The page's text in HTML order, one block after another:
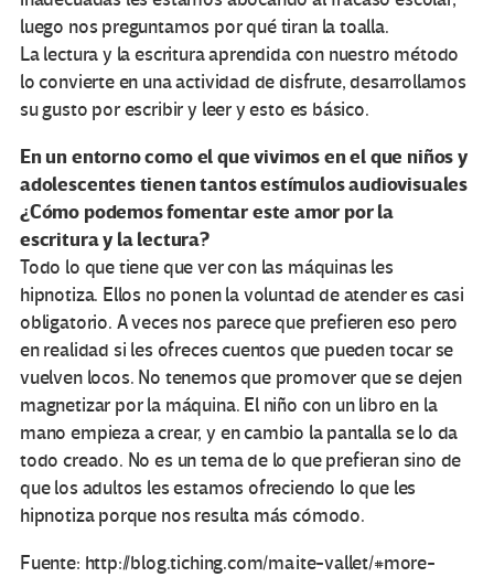
luego nos preguntamos por qué tiran la toalla.
La lectura y la escritura aprendida con nuestro método
lo convierte en una actividad de disfrute, desarrollamos
su gusto por escribir y leer y esto es básico.
En un entorno como el que vivimos en el que niños y
adolescentes tienen tantos estímulos audiovisuales
¿Cómo podemos fomentar este amor por la
escritura y la lectura?
Todo lo que tiene que ver con las máquinas les
hipnotiza. Ellos no ponen la voluntad de atender es casi
obligatorio. A veces nos parece que prefieren eso pero
en realidad si les ofreces cuentos que pueden tocar se
vuelven locos. No tenemos que promover que se dejen
magnetizar por la máquina. El niño con un libro en la
mano empieza a crear, y en cambio la pantalla se lo da
todo creado. No es un tema de lo que prefieran sino de
que los adultos les estamos ofreciendo lo que les
hipnotiza porque nos resulta más cómodo.
Fuente: http://blog.tiching.com/maite-vallet/#more-